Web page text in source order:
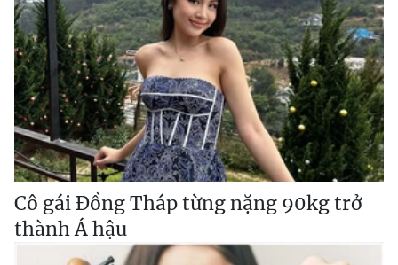
Cô gái Đồng Tháp từng nặng 90kg trở
thành Á hậu